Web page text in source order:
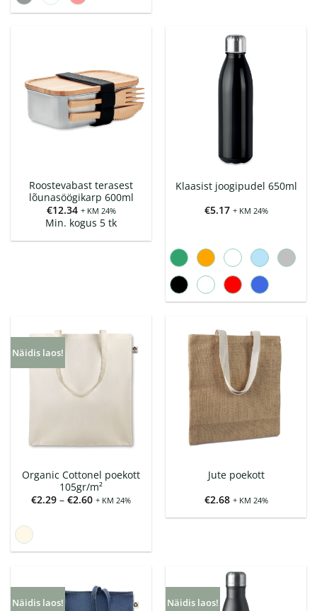
Roostevabast terasest
lõunasöögikarp 600ml
€12.34 + KM 24%
Min. kogus 5 tk
Klaasist joogipudel 650ml
€5.17 + KM 24%
Näidis laos!
Organic Cottonel poekott
105gr/m²
€2.29 – €2.60Hinnavahemik:
€2.29
+ KM 24%
Jute poekott
€2.68 + KM 24%
Näidis laos! Näidis laos!